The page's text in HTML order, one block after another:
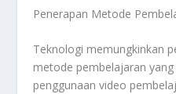
Penerapan Metode
Teknologi memungkinkan
metode pembelajaran
penggunaan video